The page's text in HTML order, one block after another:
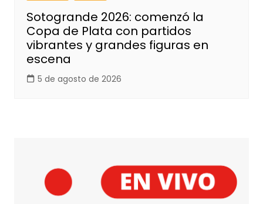
Sotogrande 2026: comenzó la
Copa de Plata con partidos
vibrantes y grandes figuras en
escena
5 de agosto de 2026